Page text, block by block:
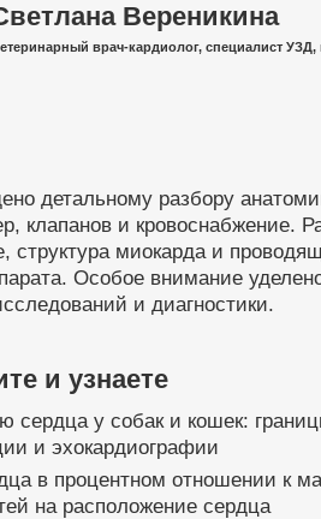
Вереникина
врач-кардиолог, специалист
детальному разбору
клапанов и кровоснабжение.
структура миокарда и
Особое внимание
и диагностики.
и узнаете
сердца у собак и кошек:
и эхокардиографии
в процентном отношении к
на расположение сердца